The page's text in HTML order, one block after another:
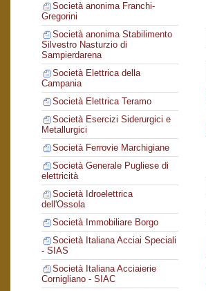
Società anonima Franchi-
Gregorini
Società anonima Stabilimento
Silvestro Nasturzio di
Sampierdarena
Società Elettrica della
Campania
Società Elettrica Teramo
Società Esercizi Siderurgici e
Metallurgici
Società Ferrovie Marchigiane
Società Generale Pugliese di
elettricità
Società Idroelettrica
dell'Ossola
Società Immobiliare Borgo
Società Italiana Acciai Speciali
- SIAS
Società Italiana Acciaierie
Cornigliano - SIAC